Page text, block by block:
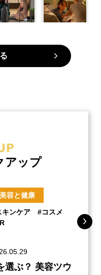
アップ
美容と健康
キンケア
#コスメ
選ぶ？ 美容ツウ